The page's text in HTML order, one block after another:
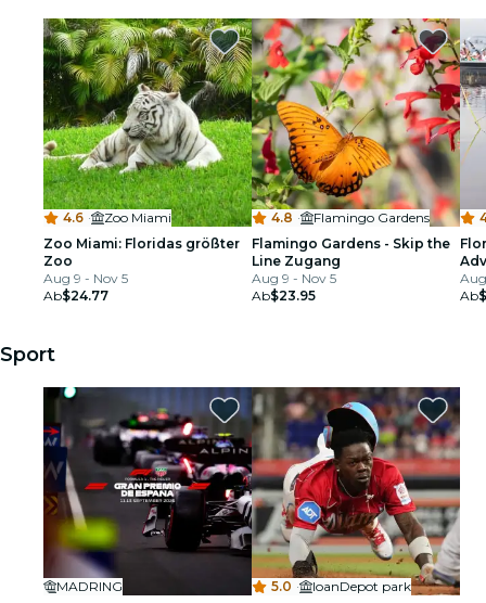
4.6 ·
Zoo Miami
Zoo Miami: Floridas größter
Zoo
Aug 9 - Nov 5
Ab$24.77
4.8 ·
Flamingo Gardens
Flamingo Gardens - Skip the
Line Zugang
Aug 9 - Nov 5
Ab$23.95
Ab
Sport
MADRING
5.0 ·
loanDepot park